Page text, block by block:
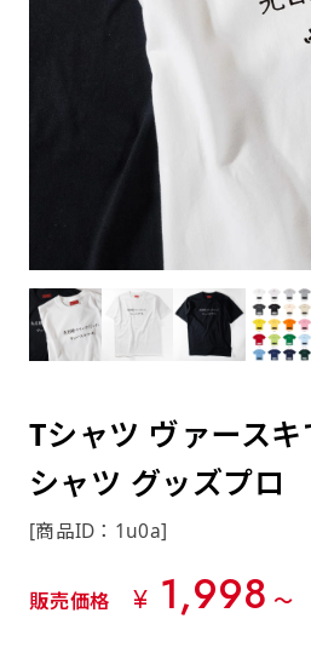
Tシャツ ヴァース
シャツ グッズプロ
[商品ID：1u0a]
販売価格 ¥ 1,998 〜
当社の既製デザインを利
製作したい場合
のぼり旗の改造プランとな
程度によってデザイン加工
詳細はお問い合わせくださ
リピート
つくった、◯◯のぼり」の
ません。
リピート（要画像確認）
弊社よりJPG画像をお送り
名などをご記載ください。
がバッチリデザインします
定がなければ、のぼりのイ
ォントを使用します。基本
にショップ名、社名、電話
データをお送りいただけま
も出来ます。
お客様が納得するまで何度
正をしますので、初めての
相談ください。
する場合があります。
セル不可となります。
れるデザインを提供したい
その辺を参考にするとよい
よく見かける一般的なのぼり
ほとんどのポールや注水台に
幅は標準サイズですが高さが
近距離の歩行者や、特に女
よく見かける一般的なのぼり
ほとんどのポールや注水台に
幅は標準サイズですが高さが
近距離の歩行者や、特に女
ハトメ（鳩目）とは、革や
を補強するために取り付け
側にロープなどで固定して
も風向きによってずっと裏
いこともありません。
上下チチ
ハトメ（鳩目）とは、革や
を補強するために取り付け
側にロープなどで固定して
も風向きによってずっと裏
いこともありません。
上チチ 上下チチ
上左右チチ
（上と左右）
チチ
短
三辺
［
チチ
四辺
［
トロピカル（納期
［ +299円
ワンランク厚手のトロピカ
ポンジをやや厚くした生地
べると約2倍の厚みがあり
【注意点】
スリット（切り込み）は均
カットラインを入れます。
デザインや絵柄をスリット
る場合があります。